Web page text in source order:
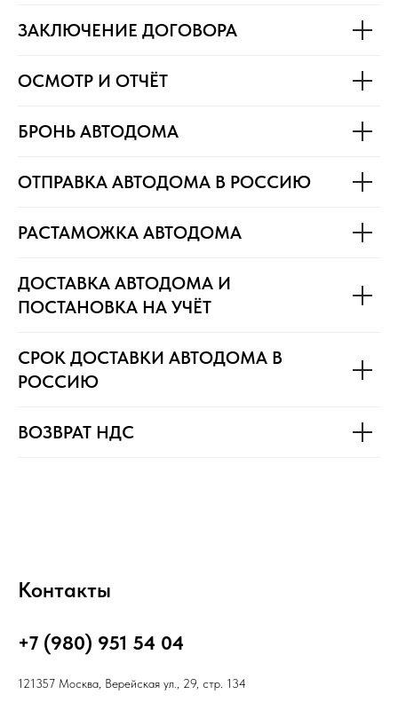
ЗАКЛЮЧЕНИЕ ДОГОВОРА
ОСМОТР И ОТЧЁТ
БРОНЬ АВТОДОМА
ОТПРАВКА АВТОДОМА В РОССИЮ
РАСТАМОЖКА АВТОДОМА
ДОСТАВКА АВТОДОМА И
ПОСТАНОВКА НА УЧЁТ
СРОК ДОСТАВКИ АВТОДОМА В
РОССИЮ
ВОЗВРАТ НДС
Контакты
+7 (980) 951 54 04
121357 Москва, Верейская ул., 29, стр. 134